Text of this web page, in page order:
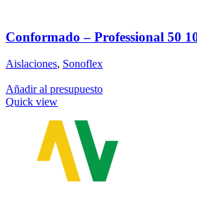
Conformado – Professional 50
Aislaciones, Sonoflex
Añadir al presupuesto
Quick view